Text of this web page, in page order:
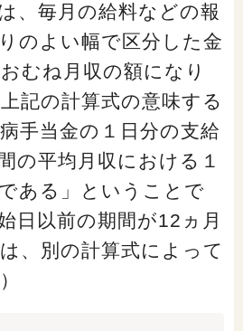
、毎月の給料などの報
のよい幅で区分した金
むね月収の額になり
記の計算式の意味する
手当金の１日分の支給
の平均月収における１
ある」ということで
日以前の期間が12ヵ月
、別の計算式によって